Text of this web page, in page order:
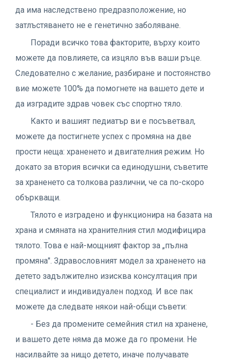
да има наследствено предразположение, но
затлъстяването не е генетично заболяване.
Поради всичко това факторите, върху които
можете да повлияете, са изцяло във ваши ръце.
Следователно с желание, разбиране и постоянство
вие можете 100% да помогнете на вашето дете и
да изградите здрав човек със спортно тяло.
Както и вашият педиатър ви е посъветвал,
можете да постигнете успех с промяна на две
прости неща: храненето и двигателния режим. Но
докато за втория всички са единодушни, съветите
за храненето са толкова различни, че са по-скоро
объркващи.
Тялото е изградено и функционира на базата на
храна и смяната на хранителния стил модифицира
тялото. Това е най-мощният фактор за „пълна
промяна". Здравословният модел за храненето на
детето задължително изисква консултация при
специалист и индивидуален подход. И все пак
можете да следвате някои най-общи съвети:
- Без да промените семейния стил на хранене,
и вашето дете няма да може да го промени. Не
насилвайте за нищо детето, иначе получавате